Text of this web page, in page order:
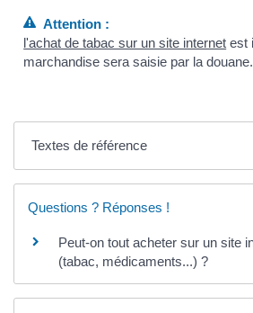
Attention :
l'achat de tabac sur un site internet est
marchandise sera saisie par la douane.
Textes de référence
Questions ? Réponses !
Peut-on tout acheter sur un site
(tabac, médicaments...) ?